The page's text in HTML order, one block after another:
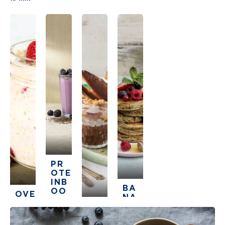
OVE
GHT
OA
PR
OTE
INB
OO
SM
OO
PR
OTE
BA
NA
NPA
NNK